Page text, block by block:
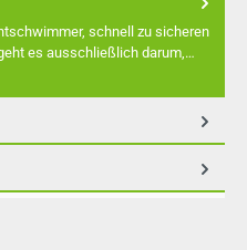
schnell zu sicheren
es ausschließlich darum,…